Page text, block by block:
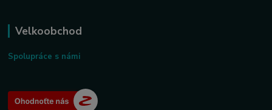
Velkoobchod
Spolupráce s námi